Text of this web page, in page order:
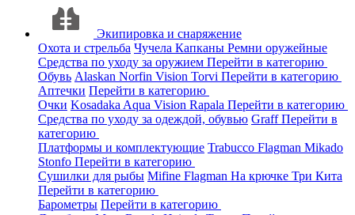
Экипировка и снаряжение
Охота и стрельба Чучела Капканы Ремни оружейные
Средства по уходу за оружием Перейти в категорию
Обувь Alaskan Norfin Vision Torvi Перейти в категорию
Аптечки Перейти в категорию
Очки Kosadaka Aqua Vision Rapala Перейти в категорию
Средства по уходу за одеждой, обувью GraffПерейти в
категорию
Платформы и комплектующие Trabucco Flagman Mikado
Stonfo Перейти в категорию
Сушилки для рыбы Mifine Flagman На крючке Три Кита
Перейти в категорию
Барометры Перейти в категорию